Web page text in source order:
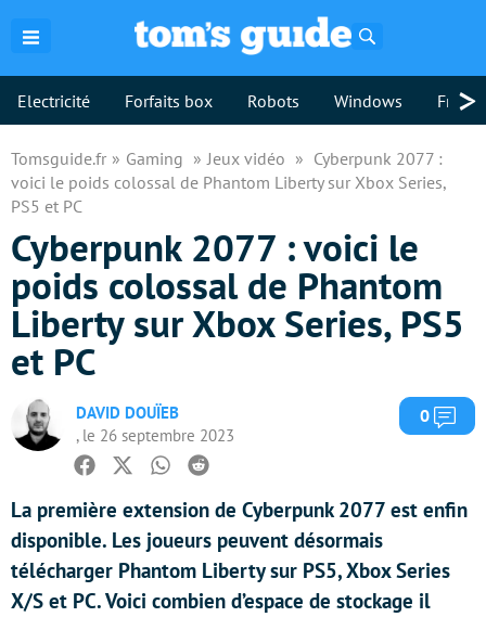
Electricité Forfaits box Robots Windows >
Tomsguide.fr Gaming Jeux vidéo
Cyberpunk 2077 :
voici le poids colossal de Phantom Liberty sur Xbox Series,
PS5 et PC
Cyberpunk 2077 : voici le
poids colossal de Phantom
Liberty sur Xbox Series, PS5
et PC
DAVID DOUÏEB
, le 26 septembre 2023
0
Facebook
TwitterWhatsapp
Reddit
La première extension de Cyberpunk 2077 est enfin
disponible. Les joueurs peuvent désormais
télécharger Phantom Liberty sur PS5, Xbox Series
X/S et PC. Voici combien d’espace de stockage il